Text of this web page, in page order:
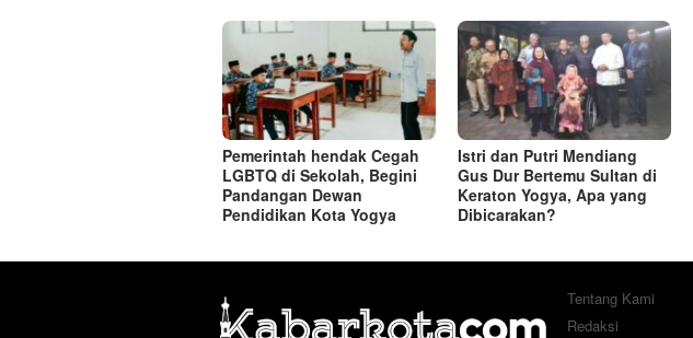
Pemerintah hendak Cegah
LGBTQ di Sekolah, Begini
Pandangan Dewan
Pendidikan Kota Yogya
Istri dan Putri Mendiang
Gus Dur Bertemu Sultan di
Keraton Yogya, Apa yang
Dibicarakan?
Tentang Kami
Redaksi